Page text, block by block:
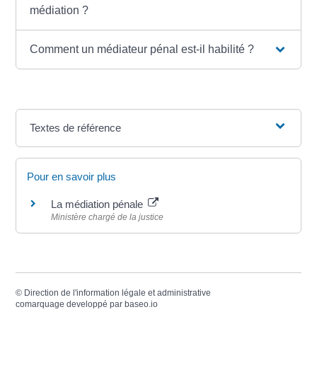
médiation ?
Comment un médiateur pénal est-il habilité ?
Textes de référence
Pour en savoir plus
La médiation pénale
Ministère chargé de la justice
© Direction de l'information légale et administrative
comarquage developpé par baseo.io